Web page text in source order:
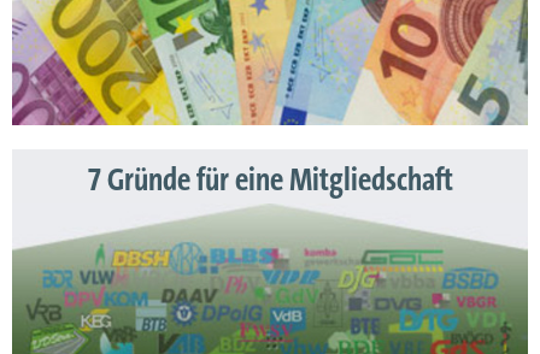
7 Gründe für eine Mitgliedschaft